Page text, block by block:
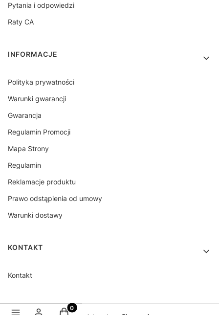
Pytania i odpowiedzi
Raty CA
INFORMACJE
Polityka prywatności
Warunki gwarancji
Gwarancja
Regulamin Promocji
Mapa Strony
Regulamin
Reklamacje produktu
Prawo odstąpienia od umowy
Warunki dostawy
KONTAKT
Kontakt
Produkty w koszyku: 0. Zobacz szczegóły